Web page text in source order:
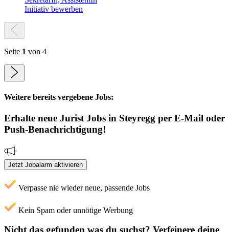
Initiativ bewerben
Seite 1 von 4
Weitere bereits vergebene Jobs:
Erhalte neue Jurist Jobs in Steyregg per E-Mail oder
Push-Benachrichtigung!
Jetzt Jobalarm aktivieren
Verpasse nie wieder neue, passende Jobs
Kein Spam oder unnötige Werbung